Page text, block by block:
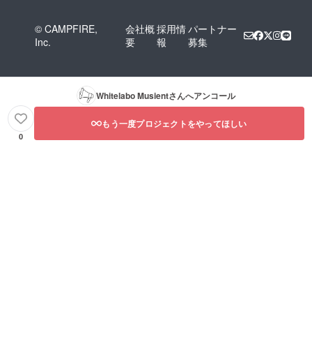
© CAMPFIRE,
Inc.
会社概
要
採用情
報
パートナー
募集
Whitelabo Musientさんへアンコール
0
もう一度プロジェクトをやってほしい